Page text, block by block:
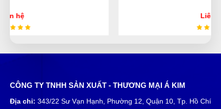
CÔNG TY TNHH SẢN XUẤT - THƯƠNG MẠI Á KIM
Địa chỉ: 343/22 Sư Vạn Hạnh, Phường 12, Quận 10, Tp. Hồ Chí